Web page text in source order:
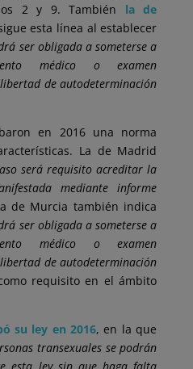
2 y 9. También la de
esta línea al establecer
ser obligada a someterse a
médico o examen
de autodeterminación
en 2016 una norma
La de Madrid
será requisito acreditar la
mediante informe
de Murcia también indica
ser obligada a someterse a
médico o examen
de autodeterminación
requisito en el ámbito
su ley en 2016, en la que
transexuales se podrán